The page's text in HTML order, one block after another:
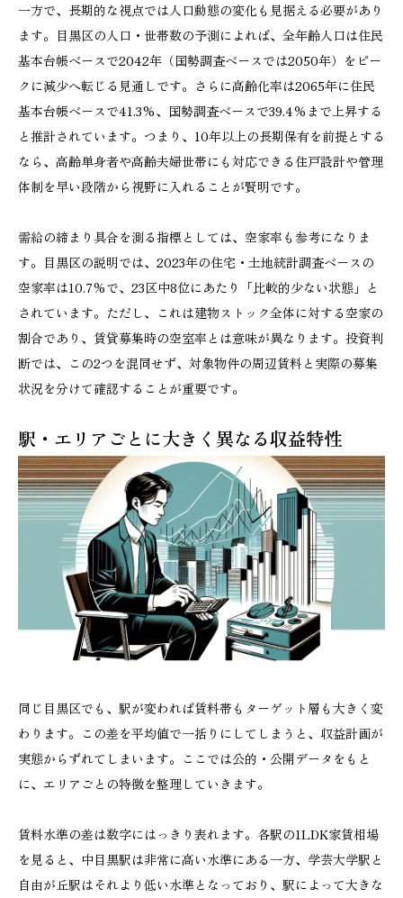
一方で、長期的な視点では人口動態の変化も見据える必要があり
ます。目黒区の人口・世帯数の予測によれば、全年齢人口は住民
基本台帳ベースで2042年（国勢調査ベースでは2050年）をピー
クに減少へ転じる見通しです。さらに高齢化率は2065年に住民
基本台帳ベースで41.3%、国勢調査ベースで39.4%まで上昇する
と推計されています。つまり、10年以上の長期保有を前提とする
なら、高齢単身者や高齢夫婦世帯にも対応できる住戸設計や管理
体制を早い段階から視野に入れることが賢明です。
需給の締まり具合を測る指標としては、空家率も参考になりま
す。目黒区の説明では、2023年の住宅・土地統計調査ベースの
空家率は10.7%で、23区中8位にあたり「比較的少ない状態」と
されています。ただし、これは建物ストック全体に対する空家の
割合であり、賃貸募集時の空室率とは意味が異なります。投資判
断では、この2つを混同せず、対象物件の周辺賃料と実際の募集
状況を分けて確認することが重要です。
駅・エリアごとに大きく異なる収益特性
同じ目黒区でも、駅が変われば賃料帯もターゲット層も大きく変
わります。この差を平均値で一括りにしてしまうと、収益計画が
実態からずれてしまいます。ここでは公的・公開データをもと
に、エリアごとの特徴を整理していきます。
賃料水準の差は数字にはっきり表れます。各駅の1LDK家賃相場
を見ると、中目黒駅は非常に高い水準にある一方、学芸大学駅と
自由が丘駅はそれより低い水準となっており、駅によって大きな